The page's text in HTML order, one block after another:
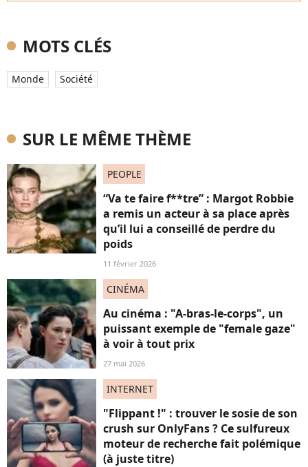
MOTS CLÉS
Monde Société
SUR LE MÊME THÈME
PEOPLE
“Va te faire f**tre” : Margot Robbie
a remis un acteur à sa place après
qu’il lui a conseillé de perdre du
poids
11 février 2026
CINÉMA
Au cinéma : "A-bras-le-corps", un
puissant exemple de "female gaze"
à voir à tout prix
27 mai 2026
INTERNET
"Flippant !" : trouver le sosie de son
crush sur OnlyFans ? Ce sulfureux
moteur de recherche fait polémique
(à juste titre)